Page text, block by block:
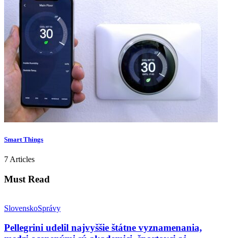
Smart Things
7 Articles
Must Read
SlovenskoSprávy
Pellegrini udelil najvyššie štátne vyznamenania,